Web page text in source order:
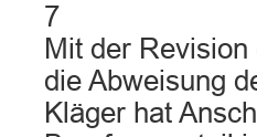
7
Mit der
die Abweisung
Kläger hat